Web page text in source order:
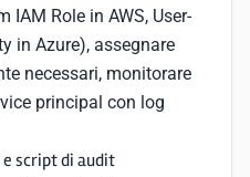
IAM Role in AWS, User-
in Azure), assegnare
necessari, monitorare
principal con log
script di audit